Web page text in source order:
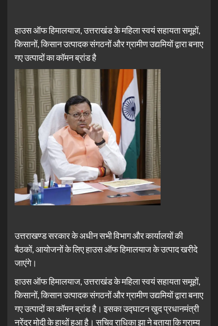
हाउस ऑफ हिमालयाज, उत्तराखंड के महिला स्वयं सहायता समूहों,
किसानों, किसान उत्पादक संगठनों और ग्रामीण उद्यमियों द्वारा बनाए
गए उत्पादों का कॉमन ब्रांड है
उत्तराखण्ड सरकार के अधीन सभी विभाग और कार्यालयों की
बैठकों, आयोजनों के लिए हाउस ऑफ हिमालयाज के उत्पाद खरीदे
जाएंगे।
हाउस ऑफ हिमालयाज, उत्तराखंड के महिला स्वयं सहायता समूहों,
किसानों, किसान उत्पादक संगठनों और ग्रामीण उद्यमियों द्वारा बनाए
गए उत्पादों का कॉमन ब्रांड है। इसका उद्घाटन खुद प्रधानमंत्री
नरेंद्र मोदी के हाथों हुआ है। सचिव राधिका झा ने बताया कि ग्राम्य